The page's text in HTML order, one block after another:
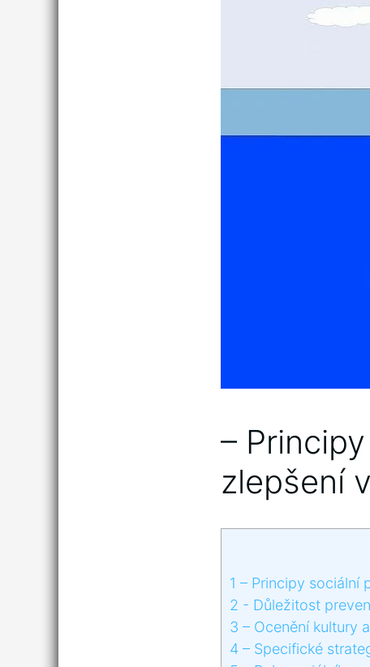
–
zlepšení
1 – Principy sociální‍
2 -‌ Důležitost
3 – Ocenění‍ kultury
4 – Specifické